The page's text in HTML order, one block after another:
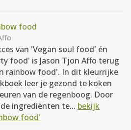
food
van 'Vegan soul food' én
food' is Jason Tjon Affo terug
rainbow food'. In dit kleurrijke
leer je gezond te koken
van de regenboog. Door
ingrediënten te... bekijk
food'